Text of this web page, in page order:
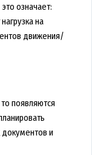
означает:
на
движения/
появляются
документов и